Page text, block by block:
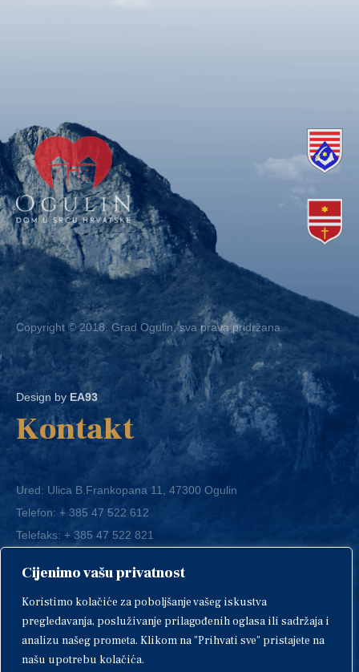
Cijenimo vašu privatnost
Koristimo kolačiće za poboljšanje vašeg iskustva
pregledavanja, posluživanje prilagođenih oglasa ili sadržaja i
analizu našeg prometa. Klikom na "Prihvati sve" pristajete na
našu upotrebu kolačića.
Copyright © 2018. Grad Ogulin, sva prava pridržana.
Design byEA93
Kontakt
Ured: Ulica B.Frankopana 11, 47300 Ogulin
Telefon:+ 385 47 522 612
Telefaks:+ 385 47 522 821
E-mail:grad-ogulin@ogulin.hr
IBAN: HR1424020061829700009